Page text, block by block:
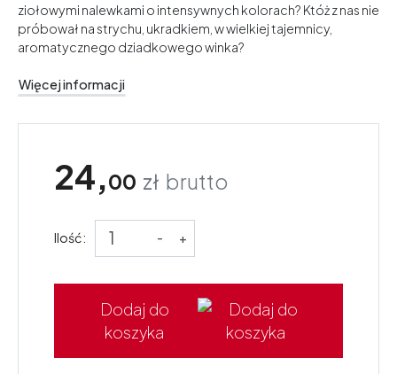
ziołowymi nalewkami o intensywnych kolorach? Któż z nas nie
próbował na strychu, ukradkiem, w wielkiej tajemnicy,
aromatycznego dziadkowego winka?
Więcej informacji
24,00 zł brutto
Ilość: - +
Dodaj do
koszyka